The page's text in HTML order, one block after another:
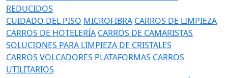
REDUCIDOS
CUIDADO DEL PISO MICROFIBRA CARROS DE LIMPIEZA
CARROS DE HOTELERÍA CARROS DE CAMARISTAS
SOLUCIONES PARA LIMPIEZA DE CRISTALES
CARROS VOLCADORES PLATAFORMAS CARROS
UTILITARIOS